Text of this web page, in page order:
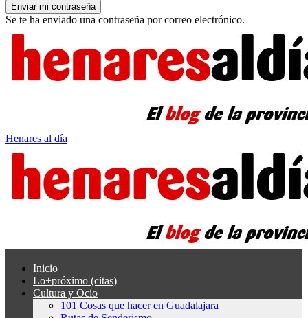
Se te ha enviado una contraseña por correo electrónico.
Henares al día
Inicio
Lo+próximo (citas)
Cultura y Ocio
101 Cosas que hacer en Guadalajara